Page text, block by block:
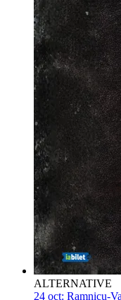
ALTERNATIVE
24 oct: Ramnicu-